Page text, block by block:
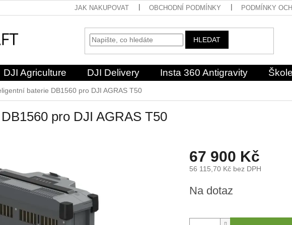
JAK NAKUPOVAT OBCHODNÍ PODMÍNKY PODMÍNKY
HLEDAT
DJI Agriculture DJI Delivery Insta 360 Antigravity
baterie DB1560 pro DJI AGRAS T50
pro DJI AGRAS T50
67 900 Kč
56 115,70 Kč bez DPH
cena:
Na dotaz